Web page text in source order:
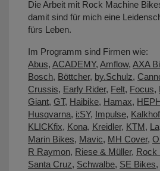
Die Arbeit mit Rock Machine
damit sind für mich eine
fürs Leben.
Im Programm sind Firmen wie:
Abus, ACADEMY, Amflow, AXA
Bosch, Böttcher, by.Schulz,
Crussis, Early Rider, Felt, Focus,
Giant, GT, Haibike, Hamax,
Husqvarna, i:SY, Impulse,
KLICKfix, Kona, Kreidler, KTM,
Marin Bikes, Mavic, MH Cover,
R Raymon, Riese & Müller, Rock
Santa Cruz, Schwalbe, SE Bikes,